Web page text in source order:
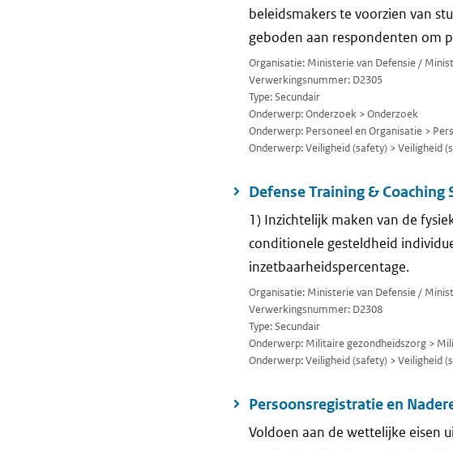
beleidsmakers te voorzien van
geboden aan respondenten om
Organisatie: Ministerie van Defensie /
Verwerkingsnummer: D2305
Type: Secundair
Onderwerp: Onderzoek > Onderzoek
Onderwerp: Personeel en Organisatie >
Onderwerp: Veiligheid (safety) > Veiligheid
Defense Training & Coaching
1) Inzichtelijk maken van de
conditionele gesteldheid
inzetbaarheidspercentage.
Organisatie: Ministerie van Defensie /
Verwerkingsnummer: D2308
Type: Secundair
Onderwerp: Militaire gezondheidszorg >
Onderwerp: Veiligheid (safety) > Veiligheid
Persoonsregistratie en
Voldoen aan de wettelijke eisen